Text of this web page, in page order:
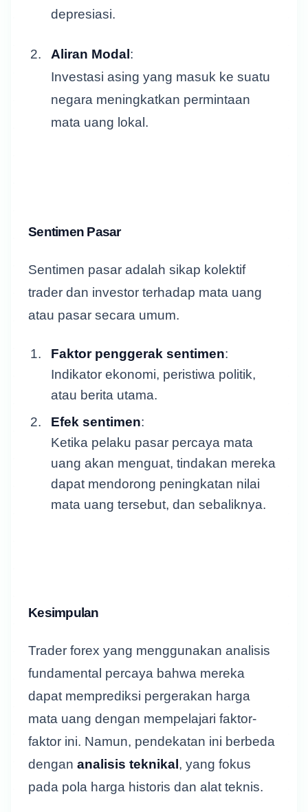
depresiasi.
Aliran Modal:
Investasi asing yang masuk ke suatu
negara meningkatkan permintaan
mata uang lokal.
Sentimen Pasar
Sentimen pasar adalah sikap kolektif
trader dan investor terhadap mata uang
atau pasar secara umum.
Faktor penggerak sentimen:
Indikator ekonomi, peristiwa politik,
atau berita utama.
Efek sentimen:
Ketika pelaku pasar percaya mata
uang akan menguat, tindakan mereka
dapat mendorong peningkatan nilai
mata uang tersebut, dan sebaliknya.
Kesimpulan
Trader forex yang menggunakan analisis
fundamental percaya bahwa mereka
dapat memprediksi pergerakan harga
mata uang dengan mempelajari faktor-
faktor ini. Namun, pendekatan ini berbeda
dengan analisis teknikal , yang fokus
pada pola harga historis dan alat teknis.